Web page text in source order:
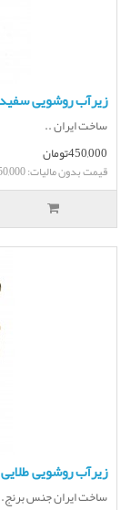
زیرآب روشویی
ساخت ایران ..
450,000تومان
قیمت بدون مالیات: 450,000تومان
زیرآب روشویی
ساخت ایران جنس